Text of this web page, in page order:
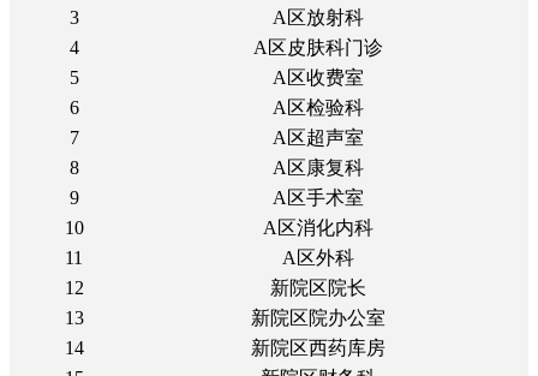
3
A区放射科
4
A区皮肤科门诊
5
A区收费室
6
A区检验科
7
A区超声室
8
A区康复科
9
A区手术室
10
A区消化内科
11
A区外科
12
新院区院长
13
新院区院办公室
14
新院区西药库房